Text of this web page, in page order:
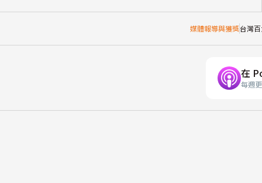
媒體報導與獲獎台灣
在
每週